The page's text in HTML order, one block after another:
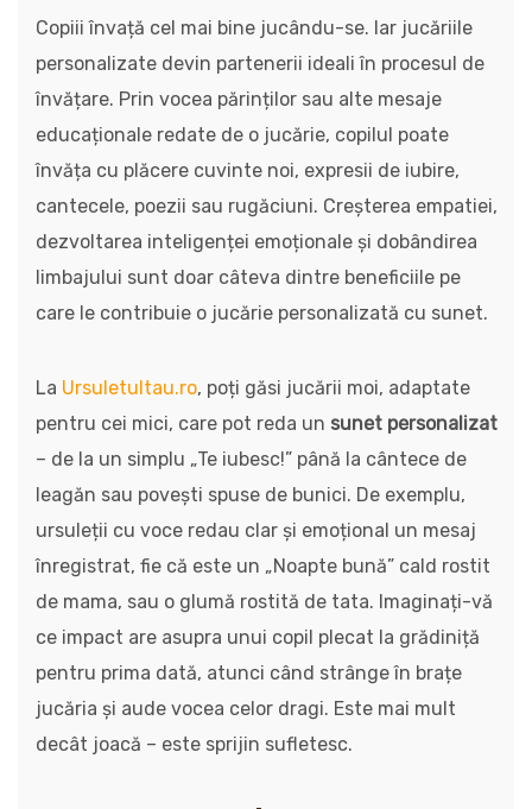
Copiii învață cel mai bine jucându-se. Iar jucăriile
personalizate devin partenerii ideali în procesul de
învățare. Prin vocea părinților sau alte mesaje
educaționale redate de o jucărie, copilul poate
învăța cu plăcere cuvinte noi, expresii de iubire,
cantecele, poezii sau rugăciuni. Creșterea empatiei,
dezvoltarea inteligenței emoționale și dobândirea
limbajului sunt doar câteva dintre beneficiile pe
care le contribuie o jucărie personalizată cu sunet.
La Ursuletultau.ro, poți găsi jucării moi, adaptate
pentru cei mici, care pot reda un sunet personalizat
– de la un simplu „Te iubesc!” până la cântece de
leagăn sau povești spuse de bunici. De exemplu,
ursuleții cu voce redau clar și emoțional un mesaj
înregistrat, fie că este un „Noapte bună” cald rostit
de mama, sau o glumă rostită de tata. Imaginați-vă
ce impact are asupra unui copil plecat la grădiniță
pentru prima dată, atunci când strânge în brațe
jucăria și aude vocea celor dragi. Este mai mult
decât joacă – este sprijin sufletesc.